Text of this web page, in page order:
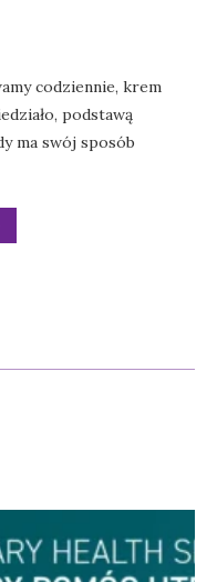
codziennie, krem
podstawą
ma swój sposób